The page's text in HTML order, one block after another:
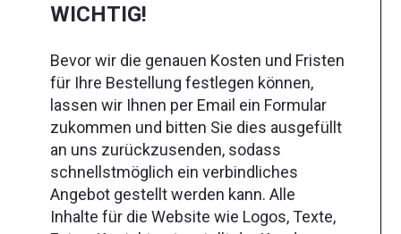
WICHTIG!
Bevor wir die genauen Kosten und Fristen
für Ihre Bestellung festlegen können,
lassen wir Ihnen per Email ein Formular
zukommen und bitten Sie dies ausgefüllt
an uns zurückzusenden, sodass
schnellstmöglich ein verbindliches
Angebot gestellt werden kann. Alle
Inhalte für die Website wie Logos, Texte,